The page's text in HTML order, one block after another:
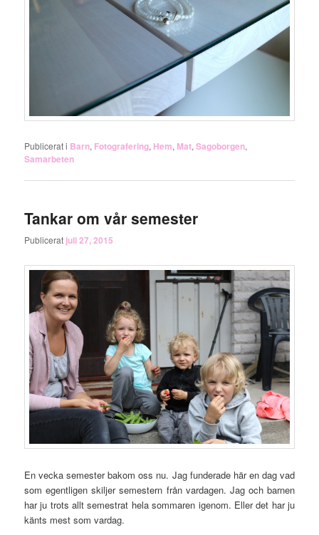
Publicerat i Barn, Fotografering, Hem, Mat,Sagoborgen,
Samarbeten
Tankar om vår semester
Publicerat juli 27, 2015
En vecka semester bakom oss nu. Jag funderade här en dag vad
som egentligen skiljer semestern från vardagen. Jag och barnen
har ju trots allt semestrat hela sommaren igenom. Eller det har ju
känts mest som vardag.